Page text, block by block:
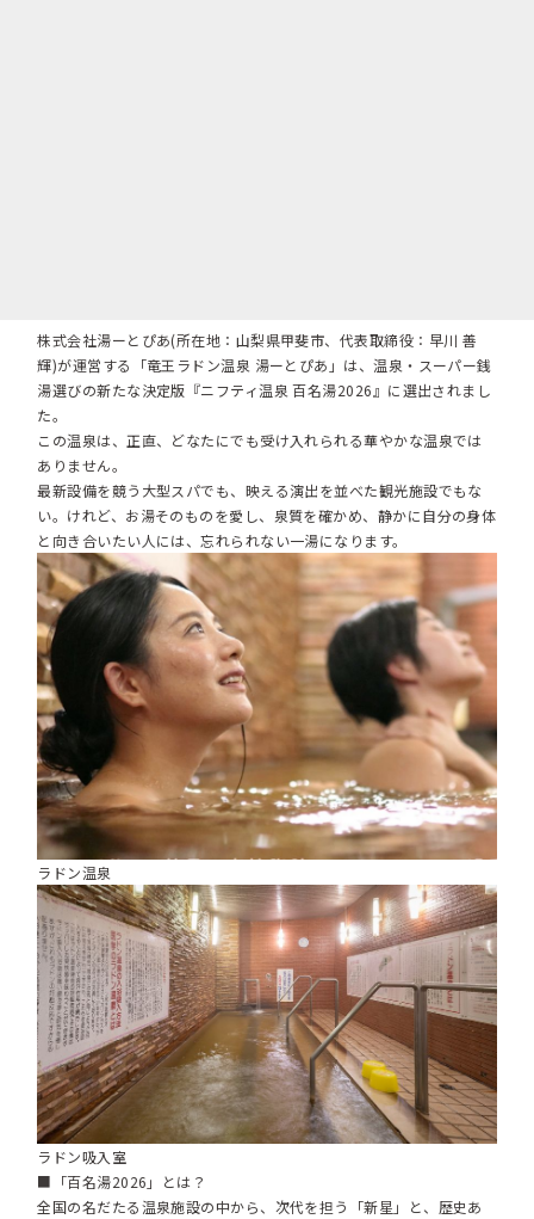
株式会社湯ーとぴあ(所在地：山梨県甲斐市、代表取締役：早川 善
輝)が運営する「竜王ラドン温泉 湯ーとぴあ」は、温泉・スーパー銭
湯選びの新たな決定版『ニフティ温泉 百名湯2026』に選出されまし
た。
この温泉は、正直、どなたにでも受け入れられる華やかな温泉では
ありません。
最新設備を競う大型スパでも、映える演出を並べた観光施設でもな
い。けれど、お湯そのものを愛し、泉質を確かめ、静かに自分の身体
と向き合いたい人には、忘れられない一湯になります。
ラドン温泉
ラドン吸入室
■「百名湯2026」とは？
全国の名だたる温泉施設の中から、次代を担う「新星」と、歴史あ